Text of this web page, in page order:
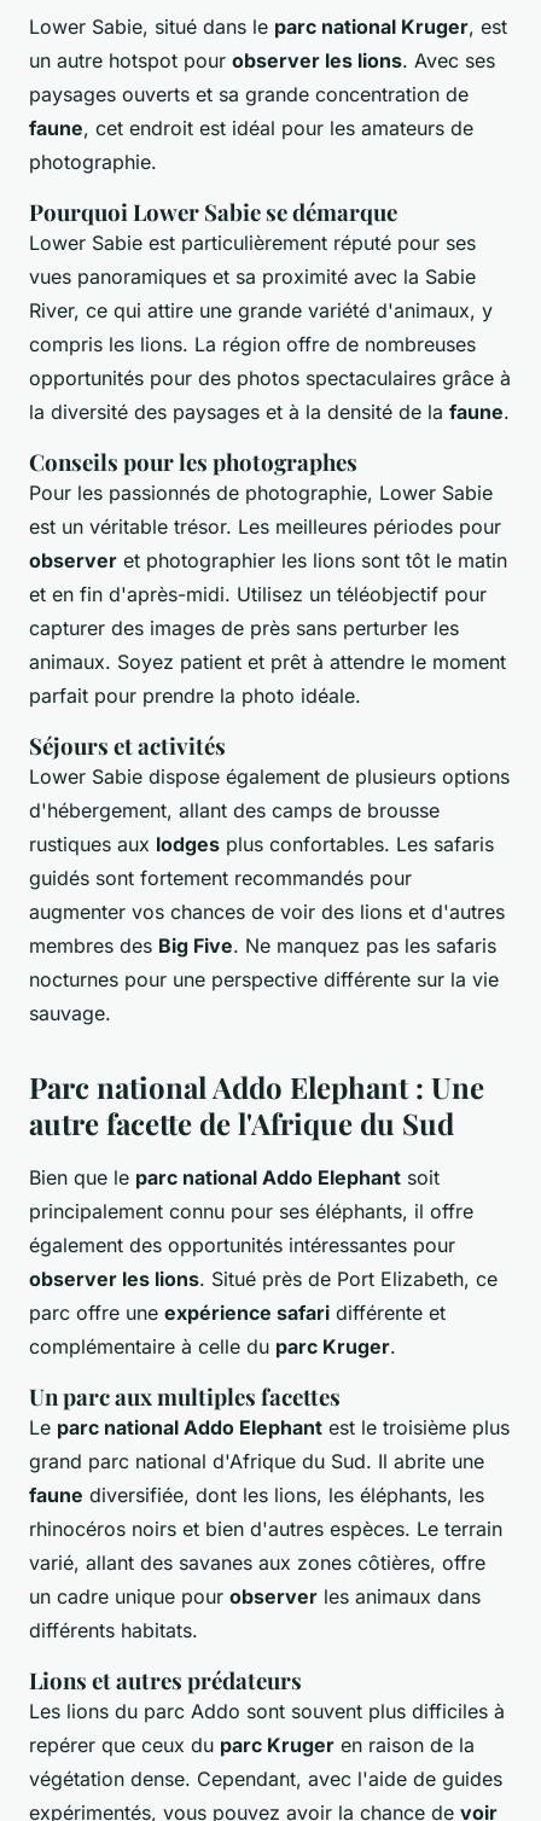
Lower Sabie, situé dans le parc national Kruger, est
un autre hotspot pour observer les lions. Avec ses
paysages ouverts et sa grande concentration de
faune, cet endroit est idéal pour les amateurs de
photographie.
Pourquoi Lower Sabie se démarque
Lower Sabie est particulièrement réputé pour ses
vues panoramiques et sa proximité avec la Sabie
River, ce qui attire une grande variété d'animaux, y
compris les lions. La région offre de nombreuses
opportunités pour des photos spectaculaires grâce à
la diversité des paysages et à la densité de la faune.
Conseils pour les photographes
Pour les passionnés de photographie, Lower Sabie
est un véritable trésor. Les meilleures périodes pour
observer et photographier les lions sont tôt le matin
et en fin d'après-midi. Utilisez un téléobjectif pour
capturer des images de près sans perturber les
animaux. Soyez patient et prêt à attendre le moment
parfait pour prendre la photo idéale.
Séjours et activités
Lower Sabie dispose également de plusieurs options
d'hébergement, allant des camps de brousse
rustiques aux lodges plus confortables. Les safaris
guidés sont fortement recommandés pour
augmenter vos chances de voir des lions et d'autres
membres des Big Five. Ne manquez pas les safaris
nocturnes pour une perspective différente sur la vie
sauvage.
Parc national Addo Elephant : Une
autre facette de l'Afrique du Sud
Bien que le parc national Addo Elephant soit
principalement connu pour ses éléphants, il offre
également des opportunités intéressantes pour
observer les lions. Situé près de Port Elizabeth, ce
parc offre une expérience safari différente et
complémentaire à celle du parc Kruger.
Un parc aux multiples facettes
Le parc national Addo Elephant est le troisième plus
grand parc national d'Afrique du Sud. Il abrite une
faune diversifiée, dont les lions, les éléphants, les
rhinocéros noirs et bien d'autres espèces. Le terrain
varié, allant des savanes aux zones côtières, offre
un cadre unique pour observer les animaux dans
différents habitats.
Lions et autres prédateurs
Les lions du parc Addo sont souvent plus difficiles à
repérer que ceux du parc Kruger en raison de la
végétation dense. Cependant, avec l'aide de guides
expérimentés, vous pouvez avoir la chance de voir